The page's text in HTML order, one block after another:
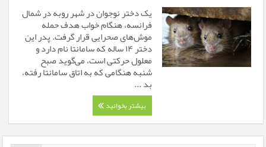
یک دختر نوجوان در شهر روبه در شمال
فرانسه، هنگام خواب هدف حمله
موش‌های صحرایی قرار گرفت. پدر این
دختر ۱۴ ساله که سامانتا نام دارد و
معلول حرکتی است، می‌گوید صبح
شنبه هنگامی که به اتاق سامانتا رفته،
بد ...
بیشتر بخوانید